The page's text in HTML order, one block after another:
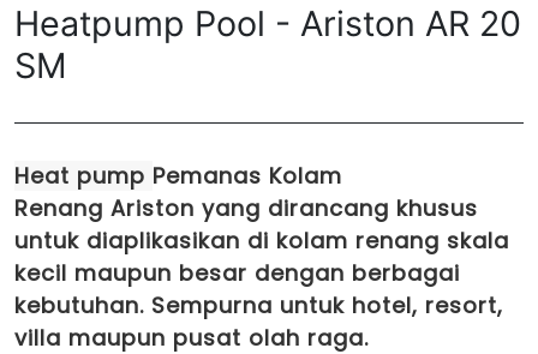
Heatpump Pool - Ariston AR 20
SM
Heat pump Pemanas Kolam
Renang Ariston yang dirancang khusus
untuk diaplikasikan di kolam renang skala
kecil maupun besar dengan berbagai
kebutuhan. Sempurna untuk hotel, resort,
villa maupun pusat olah raga.